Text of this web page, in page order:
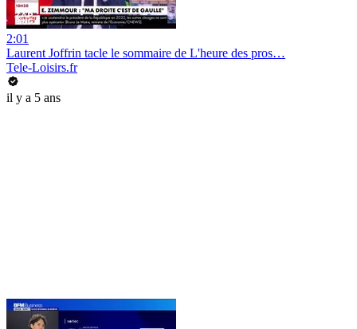
2:01
Laurent Joffrin tacle le sommaire de L'heure des pros…
Tele-Loisirs.fr
il y a 5 ans